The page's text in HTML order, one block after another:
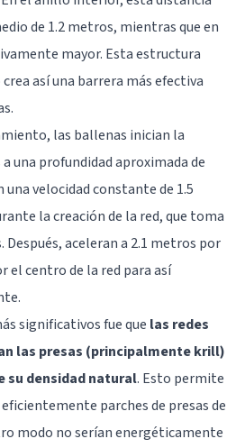
de 1.2 metros, mientras que en
mayor. Esta estructura
así una barrera más efectiva
las ballenas inician la
una profundidad aproximada de
velocidad constante de 1.5
la creación de la red, que toma
Después, aceleran a 2.1 metros por
el centro de la red para así
significativos fue que las redes
las presas (principalmente krill)
su densidad natural. Esto permite
parches de presas de
modo no serían energéticamente